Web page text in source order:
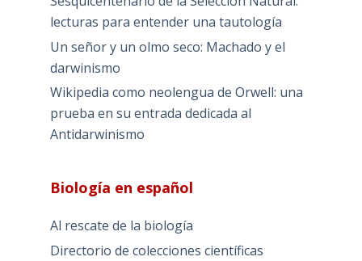
lecturas para entender una tautología
Un señor y un olmo seco: Machado y el
darwinismo
Wikipedia como neolengua de Orwell: una
prueba en su entrada dedicada al
Antidarwinismo
Biología en español
Al rescate de la biología
Directorio de colecciones científicas